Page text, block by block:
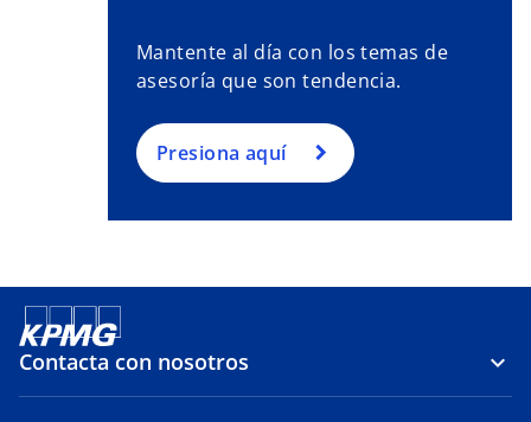
Mantente al día con los temas de
asesoría que son tendencia.
Presiona aquí
Contacta con nosotros